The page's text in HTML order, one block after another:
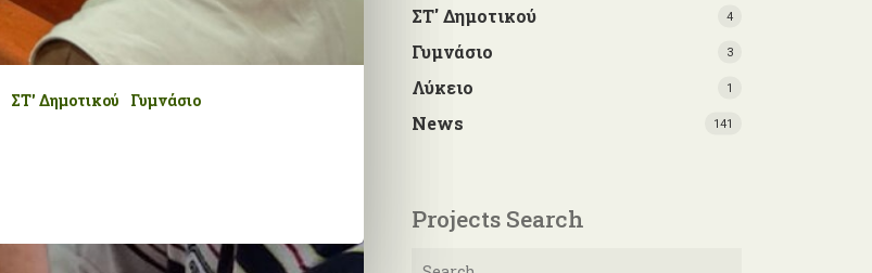
ΣΤ' Δημοτικού Γυμνάσιο
ΣΤ' Δημοτικού 4
Γυμνάσιο 3
Λύκειο 1
News 141
Projects Search
Search